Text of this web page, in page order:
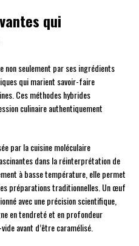
qui
non seulement par ses ingrédients
qui marient savoir-faire
Ces méthodes hybrides
culinaire authentiquement
par la cuisine moléculaire
dans la réinterprétation de
à basse température, elle permet
préparations traditionnelles. Un œuf
avec une précision scientifique,
en tendreté et en profondeur
avant d’être caramélisé.